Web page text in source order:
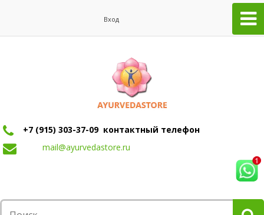
Вход
+7 (915) 303-37-09 контактный телефон
mail@ayurvedastore.ru